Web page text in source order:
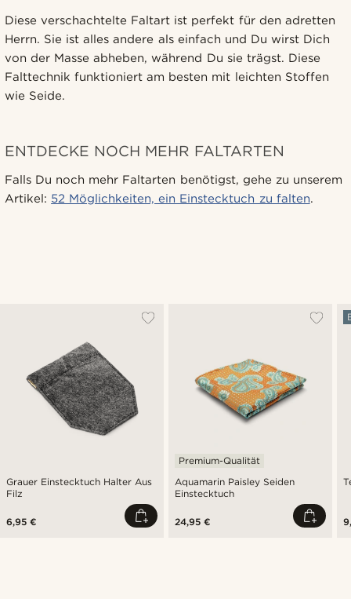
Diese verschachtelte Faltart ist perfekt für den adretten
Herrn. Sie ist alles andere als einfach und Du wirst Dich
von der Masse abheben, während Du sie trägst. Diese
Falttechnik funktioniert am besten mit leichten Stoffen
wie Seide.
ENTDECKE NOCH MEHR FALTARTEN
Falls Du noch mehr Faltarten benötigst, gehe zu unserem
Artikel: 52 Möglichkeiten, ein Einstecktuch zu falten.
Grauer Einstecktuch Halter Aus
Filz
6,95 €
Aquamarin Paisley Seiden
Einstecktuch
Premium-Qualität
24,95 €